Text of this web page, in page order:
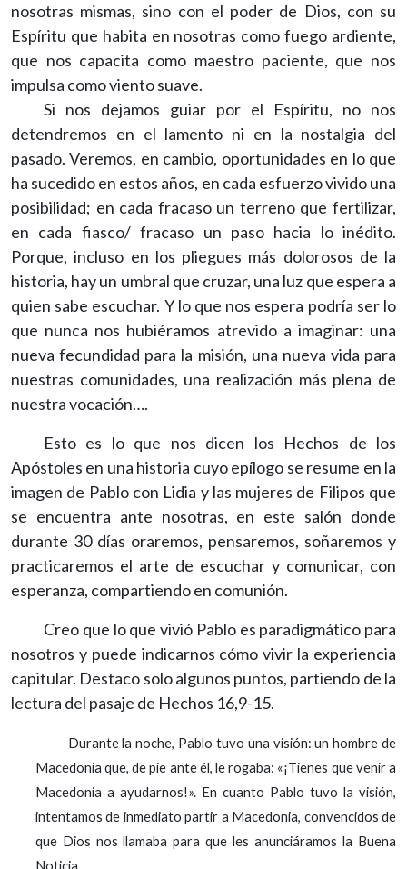
nosotras mismas, sino con el poder de Dios, con su
Espíritu que habita en nosotras como fuego ardiente,
que nos capacita como maestro paciente, que nos
impulsa como viento suave.
Si nos dejamos guiar por el Espíritu, no nos
detendremos en el lamento ni en la nostalgia del
pasado. Veremos, en cambio, oportunidades en lo que
ha sucedido en estos años, en cada esfuerzo vivido una
posibilidad; en cada fracaso un terreno que fertilizar,
en cada fiasco/ fracaso un paso hacia lo inédito.
Porque, incluso en los pliegues más dolorosos de la
historia, hay un umbral que cruzar, una luz que espera a
quien sabe escuchar. Y lo que nos espera podría ser lo
que nunca nos hubiéramos atrevido a imaginar: una
nueva fecundidad para la misión, una nueva vida para
nuestras comunidades, una realización más plena de
nuestra vocación….
Esto es lo que nos dicen los Hechos de los
Apóstoles en una historia cuyo epílogo se resume en la
imagen de Pablo con Lidia y las mujeres de Filipos que
se encuentra ante nosotras, en este salón donde
durante 30 días oraremos, pensaremos, soñaremos y
practicaremos el arte de escuchar y comunicar, con
esperanza, compartiendo en comunión.
Creo que lo que vivió Pablo es paradigmático para
nosotros y puede indicarnos cómo vivir la experiencia
capitular. Destaco solo algunos puntos, partiendo de la
lectura del pasaje de Hechos 16,9-15.
Durante la noche, Pablo tuvo una visión: un hombre de
Macedonia que, de pie ante él, le rogaba: «¡Tienes que venir a
Macedonia a ayudarnos!». En cuanto Pablo tuvo la visión,
intentamos de inmediato partir a Macedonia, convencidos de
que Dios nos llamaba para que les anunciáramos la Buena
Noticia.